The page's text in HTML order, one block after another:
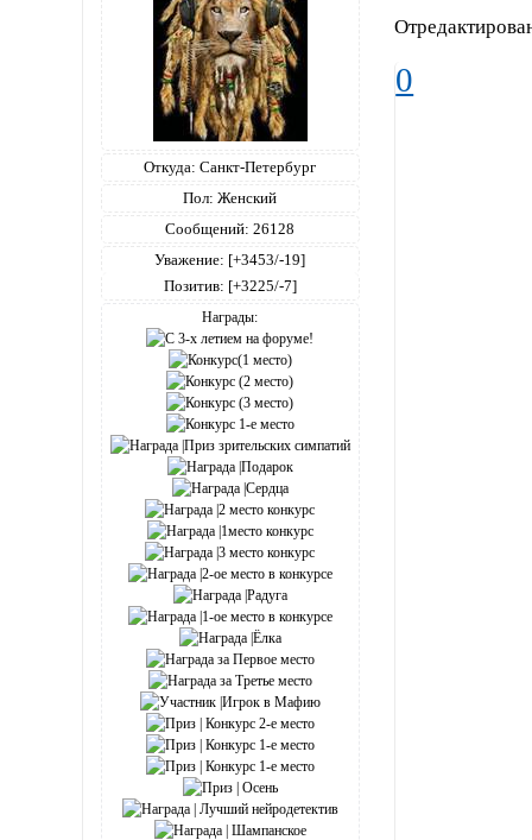
Откуда: Санкт-Петербург
Пол: Женский
Сообщений: 26128
Уважение: [+3453/-19]
Позитив: [+3225/-7]
Награды:
0